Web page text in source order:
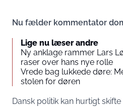
Nu fælder kommentator
Lige nu læser andre
Ny anklage rammer Lars
raser over hans nye rolle
Vrede bag lukkede døre:
stolen for døren
Dansk politik kan hurtigt